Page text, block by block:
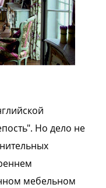
Но дело не
мебельном